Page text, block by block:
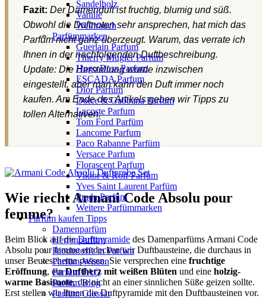
Sandelholz
Vanille
Weihrauch
Parfümmarken
Guerlain Parfum
Thierry Mugler Parfum
Hugo Boss Parfum
ESCADA Parfum
Dior Parfum
Dolce & Gabbana Parfum
Lacoste Parfum
Tom Ford Parfüm
Lancome Parfum
Paco Rabanne Parfüm
Versace Parfum
Florascent Parfum
Viktor & Rolf Parfüm
Yves Saint Laurent Parfüm
Prada Parfüm
Weitere Parfümmarken
Parfüm kaufen Tipps
Damenparfüm
Herrenparfüm
Riechstoffe in Parfüm
Parfüm-Wissen
Parfum FAQ
Parfüm Blog
Parfüm Glossar
Fazit: Der Damenduft ist fruchtig, blumig und süß.
Obwohl die Duftnoten sehr ansprechen, hat mich das
Parfüm nicht ganz überzeugt. Warum, das verrate ich
Ihnen in der nachfolgenden Duftbeschreibung.
Update: Die Herstellung wurde inzwischen
eingestellt, aber man kann den Duft immer noch
kaufen. Am Ende des Artikels geben wir Tipps zu
tollen Alternativen.
Wie riecht Armani Code Absolu pour
femme?
Beim Blick auf dieDuftpyramide des Damenparfüms Armani Code
Absolu pour femme entdecken wir Duftbausteine, die durchaus in
unser Beuteschema passen. Sie versprechen eine fruchtige
Eröffnung, einDuftherz mit weißen Blüten und eine holzig-
warme Basisnote, die nicht an einer sinnlichen Süße geizen sollte.
Erst stellen wir Ihnen die Duftpyramide mit den Duftbausteinen vor.